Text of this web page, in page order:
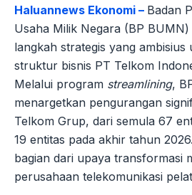
Haluannews Ekonomi – Badan
Usaha Milik Negara (BP
langkah strategis yang
struktur bisnis PT Telkom
Melalui program streamlining,
menargetkan pengurangan
Telkom Grup, dari semula 67
19 entitas pada akhir tahun
bagian dari upaya transformasi
perusahaan telekomunikasi